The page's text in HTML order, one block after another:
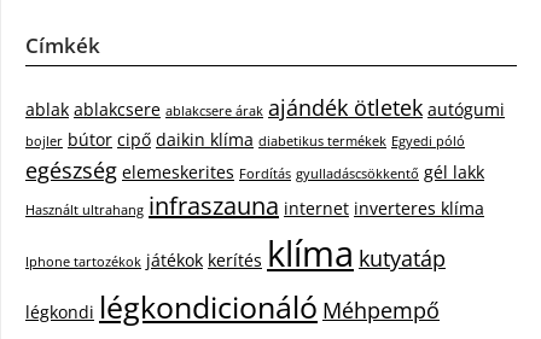
Címkék
ablak ablakcsere ablakcsere árak ajándék ötletek autógumi
bojler bútor cipő daikin klíma diabetikus termékek Egyedi póló
egészség elemeskerites Fordítás gyulladáscsökkentő gél lakk
Használt ultrahang infraszauna internet inverteres klíma
Iphone tartozékok játékok kerítés klíma kutyatáp
légkondi légkondicionáló Méhpempő